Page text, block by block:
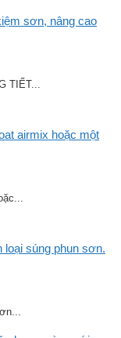
sơn, nâng cao
TIẾT...
airmix hoặc một
loại súng phun sơn.